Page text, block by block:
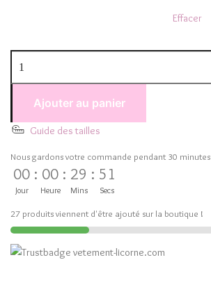
Effacer
Ajouter au panier
Guide des tailles
Nous gardons votre commande pendant 30 minutes
00
Jour
: 00
Heure
: 29
Mins
: 51
Secs
27 produits viennent d'être ajouté sur la boutique !